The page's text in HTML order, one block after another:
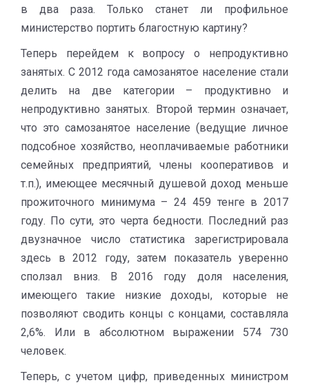
в два раза. Только станет ли профильное
министерство портить благостную картину?
Теперь перейдем к вопросу о непродуктивно
занятых. С 2012 года самозанятое население стали
делить на две категории – продуктивно и
непродуктивно занятых. Второй термин означает,
что это самозанятое население (ведущие личное
подсобное хозяйство, неоплачиваемые работники
семейных предприятий, члены кооперативов и
т.п.), имеющее месячный душевой доход меньше
прожиточного минимума – 24 459 тенге в 2017
году. По сути, это черта бедности. Последний раз
двузначное число статистика зарегистрировала
здесь в 2012 году, затем показатель уверенно
сползал вниз. В 2016 году доля населения,
имеющего такие низкие доходы, которые не
позволяют сводить концы с концами, составляла
2,6%. Или в абсолютном выражении 574 730
человек.
Теперь, с учетом цифр, приведенных министром